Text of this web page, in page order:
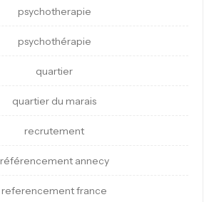
psychotherapie
psychothérapie
quartier
quartier du marais
recrutement
référencement annecy
referencement france